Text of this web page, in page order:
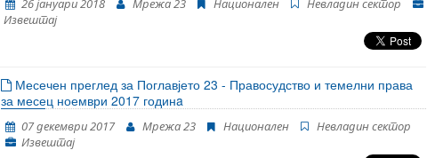
страна на Европската комисија во средината на април. Извештајот е
подготвен во рамките на проектот „Мрежа 23+“, финансиран од
26 јануари 2018 Мрежа 23 Национален
Невладин сектор
Извештај
Месечен преглед за Поглавјето 23 - Правосудство и темелни права
за месец ноември 2017 годинa
07 декември 2017 Мрежа 23 Национален
Невладин сектор
Извештај